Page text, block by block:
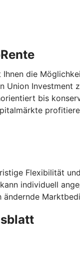
die
Union Investment
bis
Flexibilität
individuell